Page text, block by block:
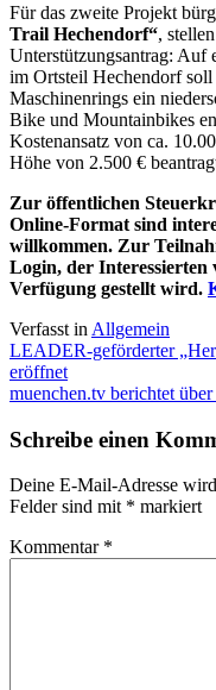
Für das zweite Projekt
Trail Hechendorf“,
Unterstützungsantrag: Auf
im Ortsteil Hechendorf
Maschinenrings ein
Bike und Mountainbikes
Kostenansatz von ca.
Höhe von 2.500 €
Zur öffentlichen
Online-Format sind
willkommen. Zur
Login, der
Verfügung gestellt wird.
Verfasst in Allgemein
LEADER-geförderter
eröffnet
muenchen.tv berichtet
Schreibe einen
Deine E-Mail-Adresse
Felder sind mit * markiert
Kommentar *